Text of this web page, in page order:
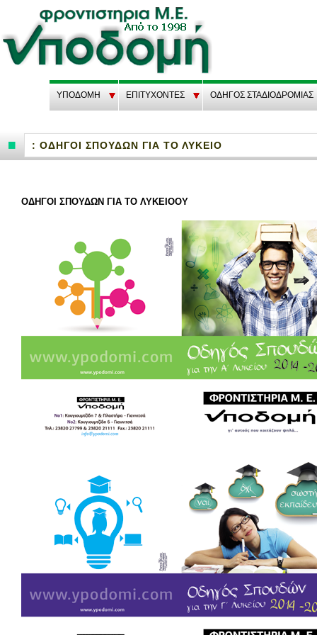
ΥΠΟΔΟΜΗ EΠΙΤΥΧΟΝΤΕΣ ΟΔΗΓΟΣ ΣΤΑΔΙΟΔΡΟΜΙΑΣ
: ΟΔΗΓΟΙ ΣΠΟΥΔΩΝ ΓΙΑ ΤΟ ΛΥΚΕΙΟ
ΟΔΗ­ΓΟΙ ΣΠΟΥ­ΔΩΝ ΓΙΑ ΤΟ ΛΥ­ΚΕΙΟ­ΟΥ